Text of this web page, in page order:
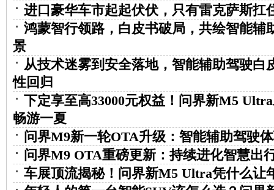
进口豪华车市起起伏伏，只有雷克萨斯扛
鸿蒙智行领路，白皮书破局，共绘智能辅
景
从技术迷雾到安全落地，智能辅助驾驶白
性回归
下定享至高33000元权益！问界新M5
畅游一夏
问界M9新一轮OTA升级：智能辅助驾驶
问界M9 OTA重磅更新：持续进化智慧出
车展顶流揭秘！问界新M5 Ultra凭什么让